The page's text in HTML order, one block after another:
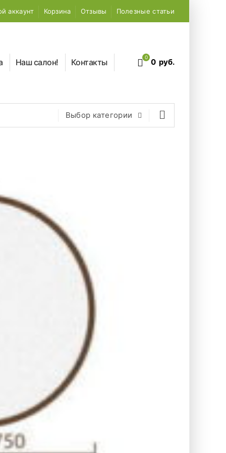
аккаунт Корзина Отзывы Полезные статьи
Наш салон! Контакты 0 0 руб.
Выбор категории